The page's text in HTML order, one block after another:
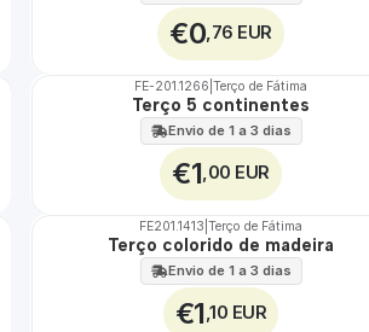
€0 ,76 EUR
FE-201.1266 Terço de Fátima
Terço 5 continentes
Envio de 1 a 3 dias
€1 ,00 EUR
FE201.1413 Terço de Fátima
Terço colorido de madeira
Envio de 1 a 3 dias
€1 ,10 EUR